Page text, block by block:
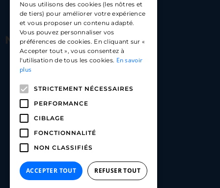
hello@carloapp.com
Nous suivre
Carlo App | Instagram
Carlo App | Linkedin
ENGLISH
SPANISH
Nous utilisons des cookies (les nôtres et
de tiers) pour améliorer votre expérience
et vous proposer un contenu adapté.
Vous pouvez personnaliser vos
préférences de cookies. En cliquant sur «
Accepter tout », vous consentez à
l'utilisation de tous les cookies. En savoir
plus
STRICTEMENT NÉCESSAIRES
PERFORMANCE
CIBLAGE
FONCTIONNALITÉ
NON CLASSIFIÉS
ACCEPTER TOUT REFUSER TOUT